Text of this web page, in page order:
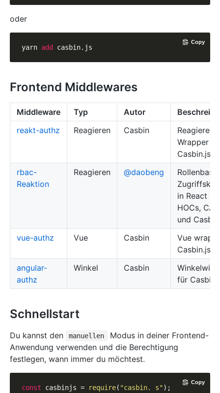
oder
yarn add casbin.js
Copy
Frontend Middlewares
Middleware Typ Autor
reakt-authz
Reagieren Casbin
Reagiere
Wrapper
Casbin.js
rbac-
Reaktion
Reagieren @daobeng
in React
HOCs,
und
vue-authz
Vue Casbin
Vue
Casbin.js
angular-
authz
Winkel Casbin
für
Schnellstart
Du kannst den manuellen
Modus in deiner Frontend-
Anwendung verwenden und die Berechtigung
festlegen, wann immer du möchtest.
const casbinjs = require( "casbin. s"
Copy